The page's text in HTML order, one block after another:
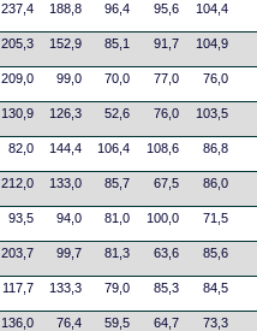
237,4 188,8 96,4 95,6 104,4
205,3 152,9 85,1 91,7 104,9
209,0 99,0 70,0 77,0 76,0
130,9 126,3 52,6 76,0 103,5
82,0 144,4 106,4 108,6 86,8
212,0 133,0 85,7 67,5 86,0
93,5 94,0 81,0 100,0 71,5
203,7 99,7 81,3 63,6 85,6
117,7 133,3 79,0 85,3 84,5
136,0 76,4 59,5 64,7 73,3